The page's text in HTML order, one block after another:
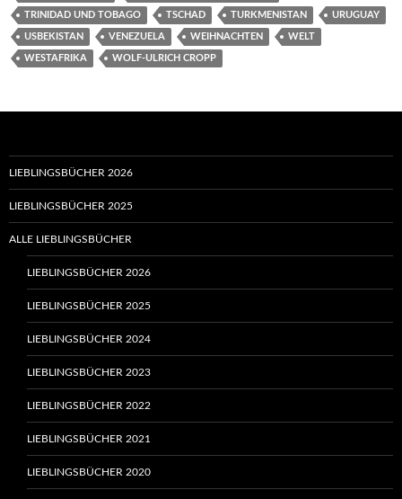
TRINIDAD UND TOBAGO TSCHAD TURKMENISTAN URUGUAY
USBEKISTAN VENEZUELA WEIHNACHTEN WELT
WESTAFRIKA WOLF-ULRICH CROPP
LIEBLINGSBÜCHER 2026
LIEBLINGSBÜCHER 2025
ALLE LIEBLINGSBÜCHER
LIEBLINGSBÜCHER 2026
LIEBLINGSBÜCHER 2025
LIEBLINGSBÜCHER 2024
LIEBLINGSBÜCHER 2023
LIEBLINGSBÜCHER 2022
LIEBLINGSBÜCHER 2021
LIEBLINGSBÜCHER 2020